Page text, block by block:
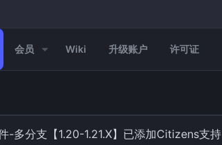
会员 Wiki 升级账户 许可证
多分支【1.20-1.21.X】已添加Citizens支持